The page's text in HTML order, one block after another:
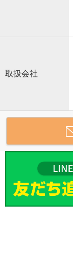
取扱会社